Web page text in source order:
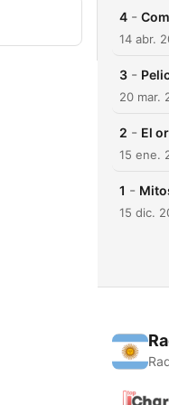
4 -
14 abr.
3 -
20 mar.
2 - El
15 ene.
1 -
15 dic.